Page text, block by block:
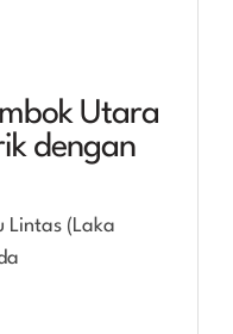
Utara
dengan
Lintas (Laka